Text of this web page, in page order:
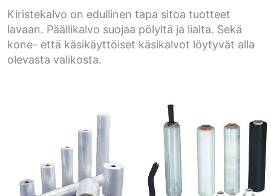
Kiristekalvo on edullinen tapa sitoa tuotteet
lavaan. Päällikalvo suojaa pölyltä ja lialta. Sekä
kone- että käsikäyttöiset käsikalvot löytyvät alla
olevasta valikosta.